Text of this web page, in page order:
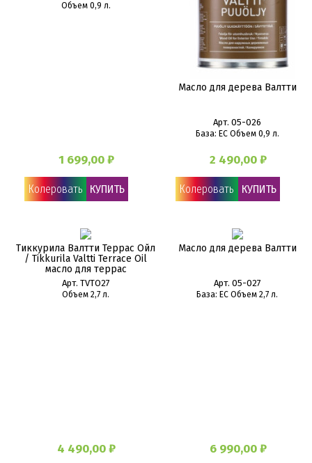
Объем 0,9 л.
1 699,00 ₽
Колеровать КУПИТЬ
Масло для дерева Валтти
Арт. 05-026
База: EC Объем 0,9 л.
2 490,00 ₽
Колеровать КУПИТЬ
Тиккурила Валтти Террас Ойл
/ Tikkurila Valtti Terrace Oil
масло для террас
Арт. TVTO27
Объем 2,7 л.
4 490,00 ₽
Масло для дерева Валтти
Арт. 05-027
База: EC Объем 2,7 л.
6 990,00 ₽